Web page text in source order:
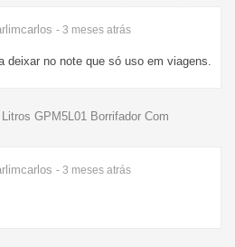
- 3 meses atrás
deixar no note que só uso em viagens.
GPM5L01 Borrifador Com
- 3 meses atrás